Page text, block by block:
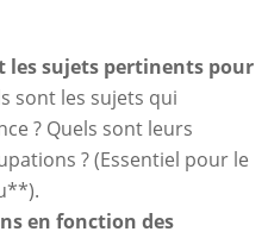
les sujets pertinents pour
sont les sujets qui
? Quels sont leurs
? (Essentiel pour le
en fonction des